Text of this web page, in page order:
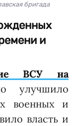
бригада
и
ВСУ на
улучшило
военных и
власть и